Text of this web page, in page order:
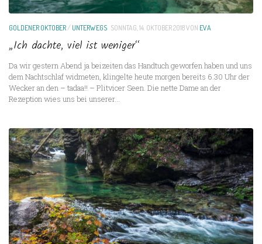
GOLDENER OKTOBER/UNTERWEGS SONNTAG, 14. OKTOBER 2018VON EVA
„Ich dachte, viel ist weniger“
Da wir gestern Abend ja beizeiten das Handtuch geworfen haben und uns
dem Nachtschlaf widmeten, klingelte heute morgen bereits 6.30 Uhr der
Wecker an den – tadaa!! – Plitvicer Seen. Die nette Dame an der
Rezeption wies uns bei unserer...